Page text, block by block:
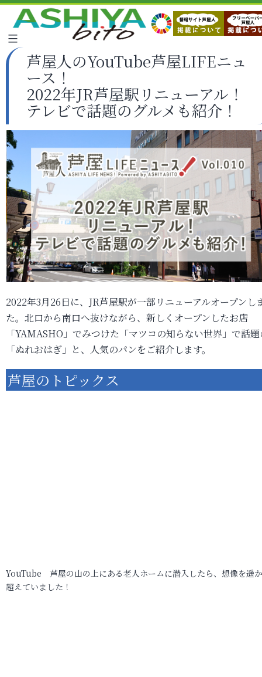
芦屋人のYouTube芦屋LIFEニュ
ース！
2022年JR芦屋駅リニューアル！
テレビで話題のグルメも紹介！
2022年3月26日に、JR芦屋駅が一部リニューアルオープンし
た。北口から南口へ抜けながら、新しくオープンしたお店
「YAMASHO」でみつけた「マツコの知らない世界」で話
「ぬれおはぎ」と、人気のパンをご紹介します。
芦屋のトピックス
YouTube 芦屋の山の上にある老人ホームに潜入したら、想像を遥
超えていました！